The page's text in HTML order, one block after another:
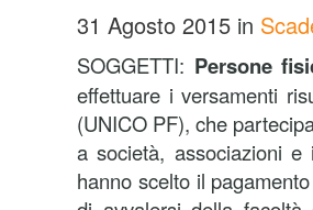
31 Agosto 2015 in
SOGGETTI: Persone
effettuare i versamenti
(UNICO PF), che
a società, associazioni
hanno scelto il